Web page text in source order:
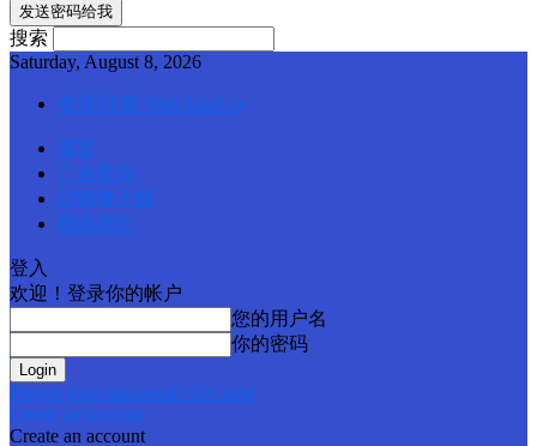
搜索
Saturday, August 8, 2026
登录/注册 Web SignUp
首页
广告查询
订阅电子报
联络我们
登入
欢迎！登录你的帐户
您的用户名
你的密码
Forgot your password? Get help
Create an account
Create an account